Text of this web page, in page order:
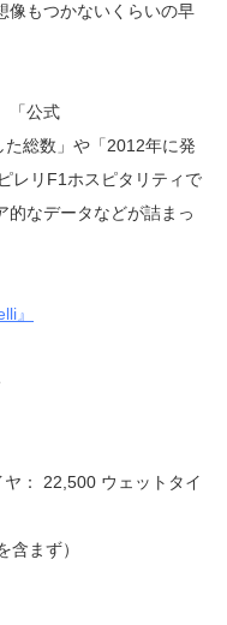
像もつかないくらいの早
「公式
総数」や「2012年に発
レリF1ホスピタリティで
的なデータなどが詰まっ
： 22,500 ウェットタイ
まず）